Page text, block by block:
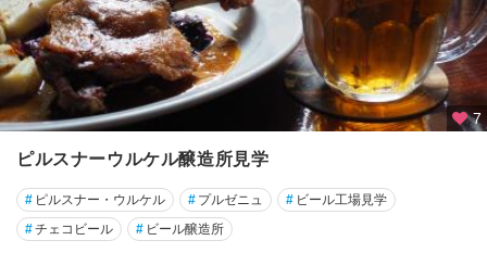
7
ピルスナーウルケル醸造所見学
# ピルスナー・ウルケル # プルゼニュ # ビール工場見学
#チェコビール # ビール醸造所